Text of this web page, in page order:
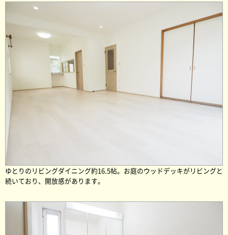
ゆとりのリビングダイニング約16.5帖。お庭のウッドデッキがリビングと
続いており、開放感があります。